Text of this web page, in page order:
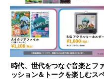
時代、世代をつなぐ音楽とフ
ッション＆トークを楽しむス